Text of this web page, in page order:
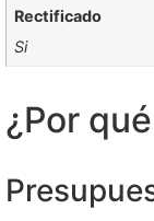
Rectificado
Si
¿Por